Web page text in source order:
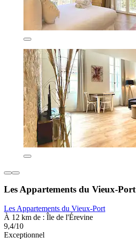
Les Appartements du Vieux-Port
Les Appartements du Vieux-Port
À 12 km de : Île de l'Érevine
9,4/10
Exceptionnel